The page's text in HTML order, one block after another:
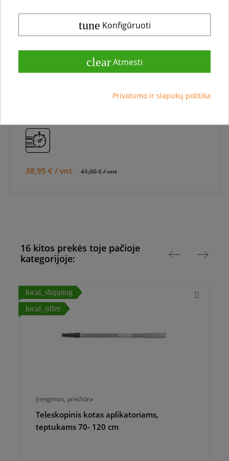
38,95 € / vnt 41,00 € / vnt
16 kitos prekės toje pačioje
kategorijoje:
Įrengimas, priežiūra
Teleskopinis kotas aplikatoriams,
teptukams 70- 120 cm
local_shipping
local_offer
tune Konfigūruoti
clearAtmesti
Privatumo ir slapukų politika